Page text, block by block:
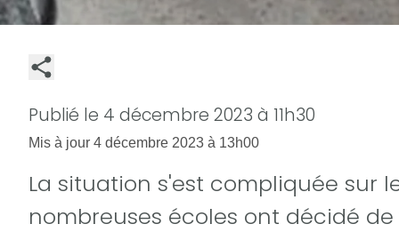
Publié le 4 décembre 2023 à 11h30
Mis à jour 4 décembre 2023 à 13h00
La situation s'est compliquée sur
nombreuses écoles ont décidé